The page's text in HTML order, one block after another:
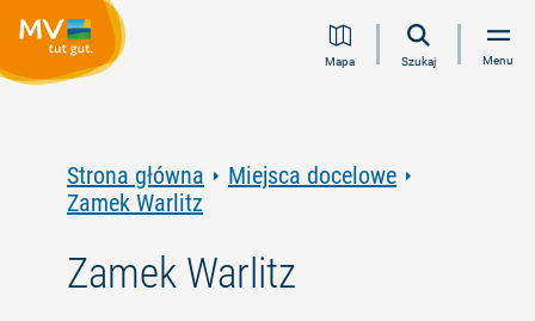
Przejdź
Przejdź
Przejdź
Przejdź
Mapa Szukaj Menu
Strona główna
Miejsca docelowe
Zamek Warlitz
Zamek Warlitz